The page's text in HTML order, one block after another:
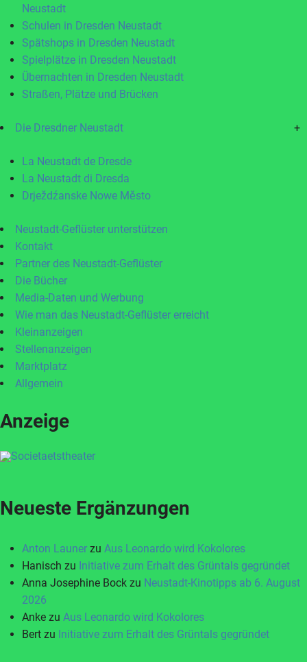
Neustadt
Schulen in Dresden Neustadt
Spätshops in Dresden Neustadt
Spielplätze in Dresden Neustadt
Übernachten in Dresden Neustadt
Straßen, Plätze und Brücken
Die Dresdner Neustadt +
La Neustadt de Dresde
La Neustadt di Dresda
Drježdźanske Nowe Město
Neustadt-Geflüster unterstützen
Kontakt
Partner des Neustadt-Geflüster
Die Bücher
Media-Daten und Werbung
Wie man das Neustadt-Geflüster erreicht
Kleinanzeigen
Stellenanzeigen
Marktplatz
Allgemein
Anzeige
Neueste Ergänzungen
Anton Launer zu Aus Leonardo wird Kokolores
Hanisch zu Initiative zum Erhalt des Grüntals gegründet
Anna Josephine Bock zu Neustadt-Kinotipps ab 6. August
2026
Anke zu Aus Leonardo wird Kokolores
Bert zu Initiative zum Erhalt des Grüntals gegründet